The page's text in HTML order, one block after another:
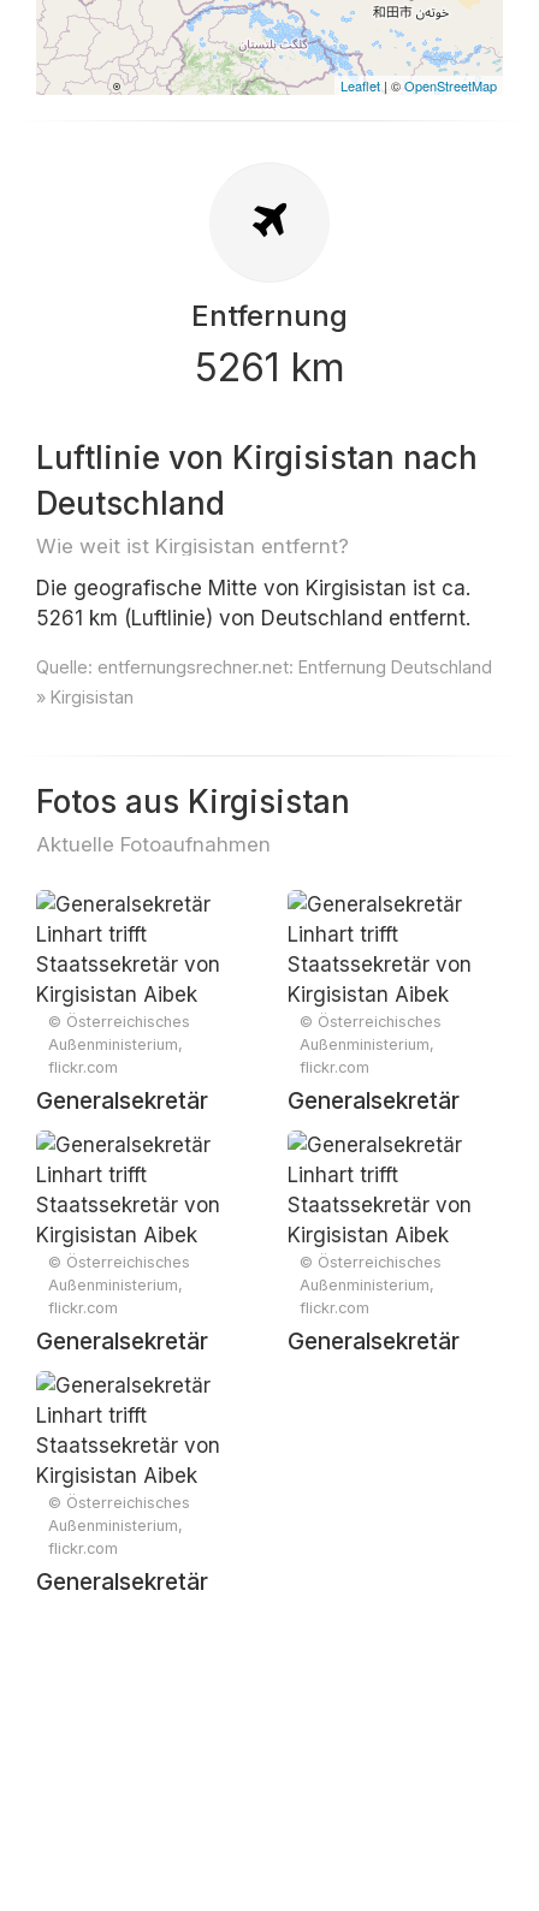
Leaflet | ©OpenStreetMap
Entfernung
5261 km
Luftlinie von Kirgisistan nach
Deutschland
Wie weit ist Kirgisistan entfernt?
Die geografische Mitte von Kirgisistan ist ca.
5261 km (Luftlinie) von Deutschland entfernt.
Quelle: entfernungsrechner.net: Entfernung Deutschland
» Kirgisistan
Fotos aus Kirgisistan
Aktuelle Fotoaufnahmen
© Österreichisches
Außenministerium,
flickr.com
Generalsekretär
Linhart trifft
Staatssekretär von
Kirgisistan Aibek
Omokeev
© Österreichisches
Außenministerium,
flickr.com
Generalsekretär
Linhart trifft
Staatssekretär von
Kirgisistan Aibek
Omokeev
© Österreichisches
Außenministerium,
flickr.com
Generalsekretär
Linhart trifft
Staatssekretär von
Kirgisistan Aibek
Omokeev
© Österreichisches
Außenministerium,
flickr.com
Generalsekretär
© Österreichisches
Außenministerium,
flickr.com
Generalsekretär